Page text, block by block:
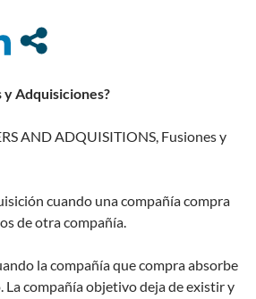
y Adquisiciones?
AND ADQUISITIONS, Fusiones y
cuando una compañía compra
de otra compañía.
la compañía que compra absorbe
La compañía objetivo deja de existir y